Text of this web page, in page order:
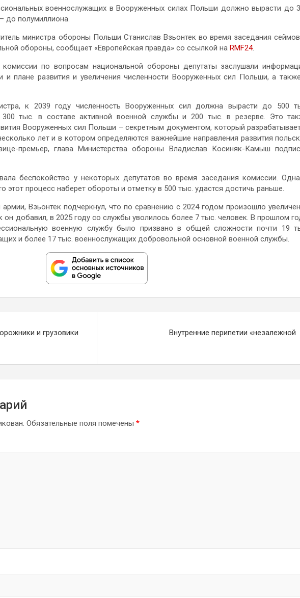
военнослужащих в Вооруженных силах Польши должно вырасти до
до полумиллиона.
министра обороны Польши Станислав Взьонтек во время заседания
обороны, сообщает «Европейская правда» со ссылкой на RMF24.
по вопросам национальной обороны депутаты заслушали
и плане развития и увеличения численности Вооруженных сил Польши, а
к 2039 году численность Вооруженных сил должна вырасти до 500
тыс. в составе активной военной службы и 200 тыс. в резерве. Это
Вооруженных сил Польши – секретным документом, который
лет и в котором определяются важнейшие направления развития
премьер, глава Министерства обороны Владислав Косиняк-Камыш
беспокойство у некоторых депутатов во время заседания комиссии.
этот процесс наберет обороты и отметку в 500 тыс. удастся достичь раньше.
Взьонтек подчеркнул, что по сравнению с 2024 годом произошло
он добавил, в 2025 году со службы уволилось более 7 тыс. человек. В прошлом
военную службу было призвано в общей сложности почти 19
и более 17 тыс. военнослужащих добровольной основной военной службы.
и грузовики
Внутренние перипетии «незалежной
Обязательные поля помечены *